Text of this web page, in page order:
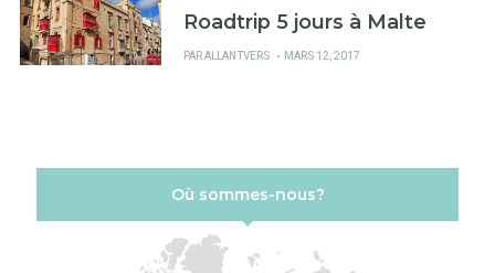
Roadtrip 5 jours à Malte
PARALLANTVERS
PUBLIÉ
MARS 12, 2017
Où sommes-nous?